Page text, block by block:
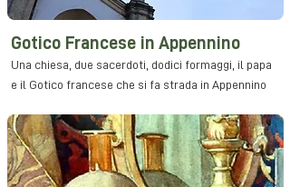
Gotico Francese in Appennino
Una chiesa, due sacerdoti, dodici formaggi, il papa
e il Gotico francese che si fa strada in Appennino